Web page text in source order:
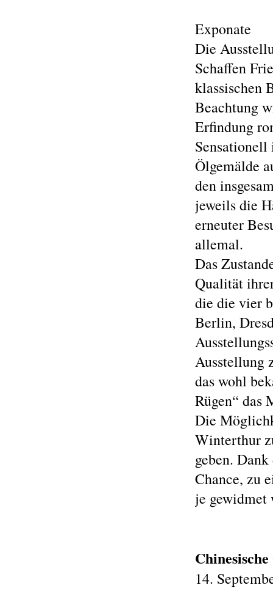
Exponate
Die
Schaffen
klassischen
Beachtung
Erfindung
Ölgemälde
den
jeweils die
erneuter
allemal.
Das
Qualität
die die vier
Berlin,
Ausstellung
das wohl
Rügen“ das
Die
Winterthur
geben.
Chance, zu
je gewidmet
14.